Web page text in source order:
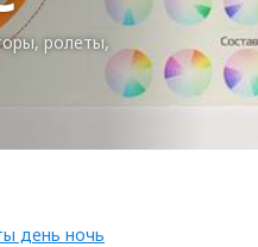
ролеты,
день ночь